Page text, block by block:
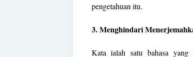
pengetahuan itu.
3. Menghindari
Kata ialah satu bahasa